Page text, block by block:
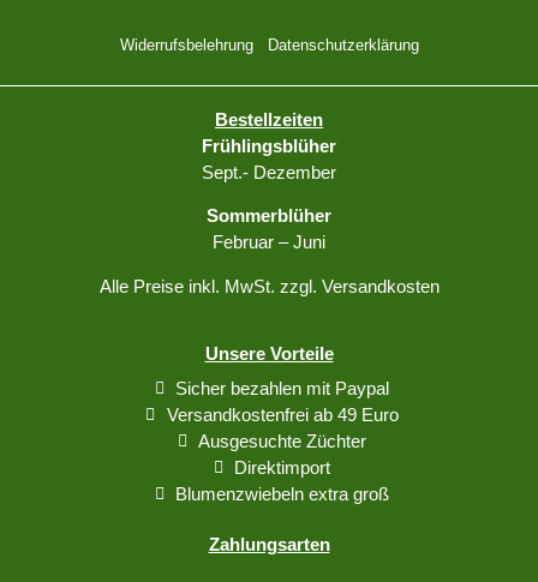
Widerrufsbelehrung Datenschutzerklärung
Bestellzeiten
Frühlingsblüher
Sept.- Dezember
Sommerblüher
Februar – Juni
Alle Preise inkl. MwSt. zzgl. Versandkosten
Unsere Vorteile
Sicher bezahlen mit Paypal
Versandkostenfrei ab 49 Euro
Ausgesuchte Züchter
Direktimport
Blumenzwiebeln extra groß
Zahlungsarten